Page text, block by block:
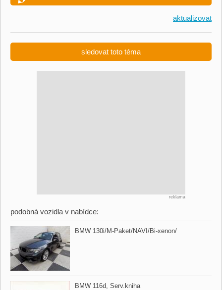
aktualizovat
sledovat toto téma
reklama
podobná vozidla v nabídce:
BMW 130i/M​-Paket/NAVI/Bi​-xenon/
BMW 116d,​ Serv.kniha